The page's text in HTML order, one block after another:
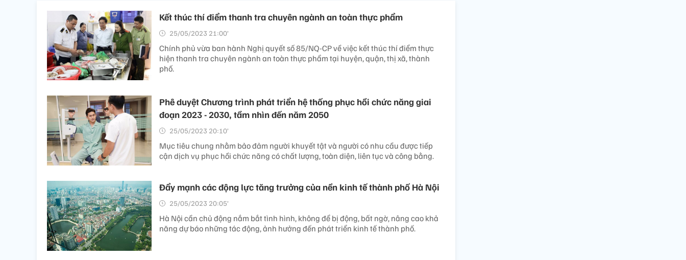
Kết thúc thí điểm thanh tra chuyên ngành an toàn thực phẩm
25/05/2023 21:00’
Chính phủ vừa ban hành Nghị quyết số 85/NQ-CP về việc kết thúc thí điểm thực
hiện thanh tra chuyên ngành an toàn thực phẩm tại huyện, quận, thị xã, thành
phố.
Phê duyệt Chương trình phát triển hệ thống phục hồi chức năng giai
đoạn 2023 - 2030, tầm nhìn đến năm 2050
25/05/2023 20:10’
Mục tiêu chung nhằm bảo đảm người khuyết tật và người có nhu cầu được tiếp
cận dịch vụ phục hồi chức năng có chất lượng, toàn diện, liên tục và công bằng.
Đẩy mạnh các động lực tăng trưởng của nền kinh tế thành phố Hà Nội
25/05/2023 20:05’
Hà Nội cần chủ động nắm bắt tình hình, không để bị động, bất ngờ, nâng cao khả
năng dự báo những tác động, ảnh hưởng đến phát triển kinh tế thành phố.